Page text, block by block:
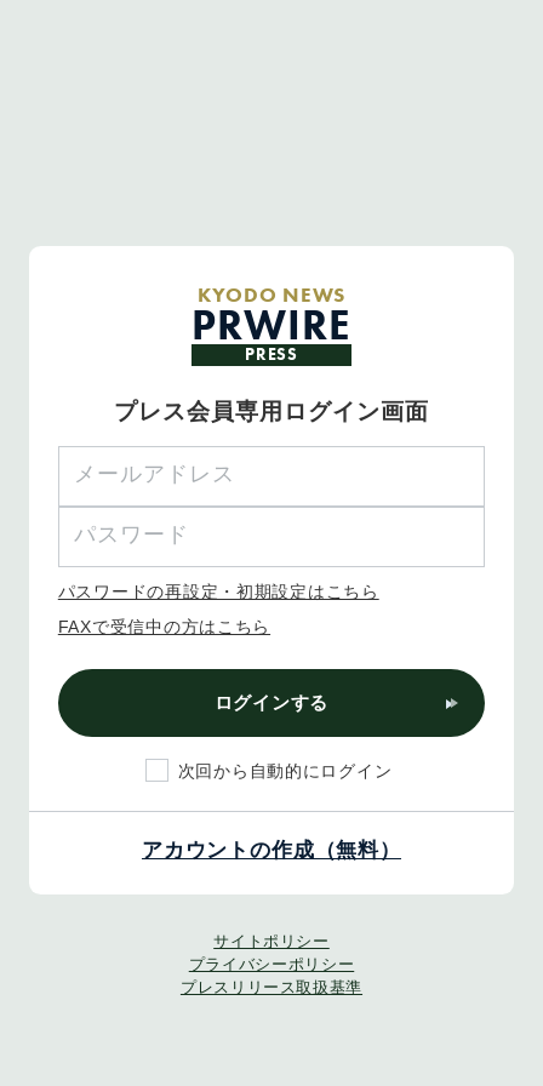
KYODO NEWS
PRWIRE
PRESS
プレス会員専用ログイン画面
パスワードの再設定・初期設定はこちら
FAXで受信中の方はこちら
ログインする
次回から自動的にログイン
アカウントの作成（無料）
サイトポリシー
プライバシーポリシー
プレスリリース取扱基準